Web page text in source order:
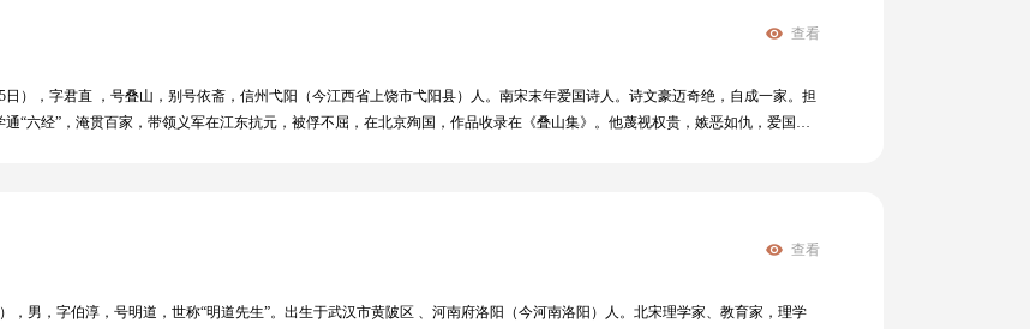
对宋代诗风转变影响很大。梅尧臣给后世留下了很多著作，其诗文被编为《宛陵集》60卷，收录于《四库全书》。其他尚有
查看
日），字君直 ，号叠山，别号依斋，信州弋阳（今江西省上饶市弋阳县）人。南宋末年爱国诗人。诗文豪迈奇绝，自成一家。担
“六经”，淹贯百家，带领义军在江东抗元，被俘不屈，在北京殉国，作品收录在《叠山集》。他蔑视权贵，嫉恶如仇，爱国爱
查看
，男，字伯淳，号明道，世称“明道先生”。出生于武汉市黄陂区 、河南府洛阳（今河南洛阳）人。北宋理学家、教育家，理学